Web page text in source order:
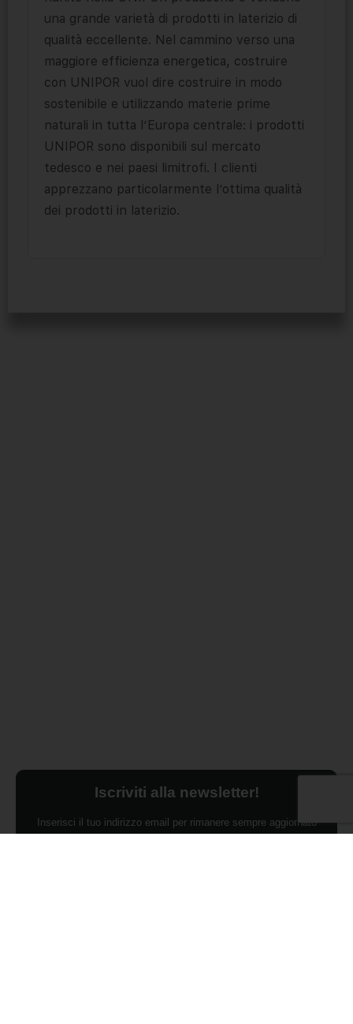
una grande varietà di prodotti in laterizio di
qualità eccellente. Nel cammino verso una
maggiore efficienza energetica, costruire
con UNIPOR vuol dire costruire in modo
sostenibile e utilizzando materie prime
naturali in tutta l’Europa centrale: i prodotti
UNIPOR sono disponibili sul mercato
tedesco e nei paesi limitrofi. I clienti
apprezzano particolarmente l’ottima qualità
dei prodotti in laterizio.
Iscriviti alla newsletter!
Inserisci il tuo indirizzo email per rimanere sempre aggiornato